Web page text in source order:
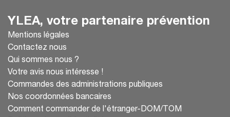
YLEA, votre partenaire prévention
Mentions légales
Contactez nous
Qui sommes nous ?
Votre avis nous intéresse !
Commandes des administrations publiques
Nos coordonnées bancaires
Comment commander de l'étranger-DOM/TOM